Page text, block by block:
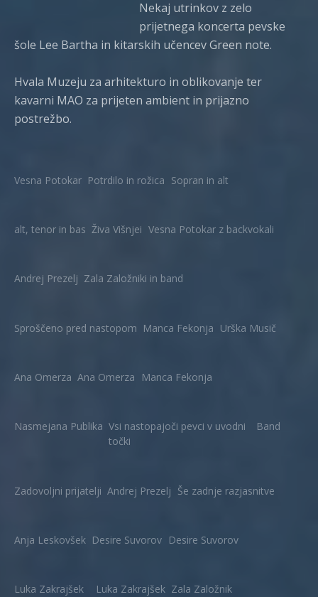
Nekaj utrinkov z zelo
prijetnega koncerta pevske
šole Lee Bartha in kitarskih učencev Green note.
Hvala Muzeju za arhitekturo in oblikovanje ter
kavarni MAO za prijeten ambient in prijazno
postrežbo.
Vesna Potokar Potrdilo in rožica Sopran in alt
alt, tenor in bas Živa Višnjei Vesna Potokar z backvokali
Andrej Prezelj Zala Založniki in band
Sproščeno pred nastopom Manca Fekonja Urška Musič
Ana Omerza Ana Omerza Manca Fekonja
Nasmejana Publika Vsi nastopajoči pevci v uvodni
točki
Band
Zadovoljni prijatelji Andrej Prezelj Še zadnje razjasnitve
Anja Leskovšek Desire Suvorov Desire Suvorov
Luka Zakrajšek Luka Zakrajšek Zala Založnik